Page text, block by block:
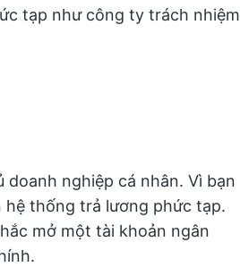
tạp như công ty trách nhiệm
nghiệp cá nhân. Vì bạn
thống trả lương phức tạp.
mở một tài khoản ngân